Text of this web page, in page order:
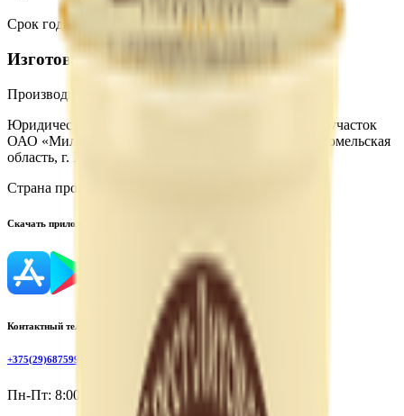
Срок годности
Изготовитель
Производитель:
ОАО «Милкавита»
Юридический адрес:
Полесский производственный участок
ОАО «Милкавита», 247618, Республика Беларусь, Гомельская
область, г. Хойники, ул. Жукова, 1
Страна производства:
Скачать приложение
Контактный телефон
+375(29)6875999
Пн-Пт: 8:00 - 17:00